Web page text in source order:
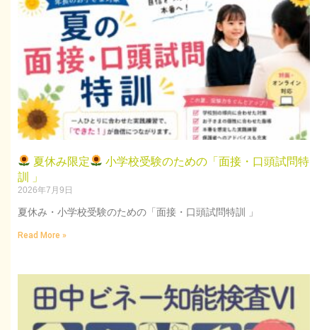
夏休み限定
小学校受験のための「面接・口頭試問特
訓 」
2026年7月9日
夏休み・小学校受験のための「面接・口頭試問特訓 」
Read More »